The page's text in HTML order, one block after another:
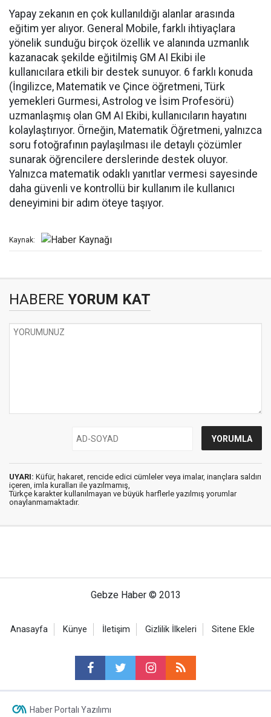
Yapay zekanın en çok kullanıldığı alanlar arasında
eğitim yer alıyor. General Mobile, farklı ihtiyaçlara
yönelik sunduğu birçok özellik ve alanında uzmanlık
kazanacak şekilde eğitilmiş GM AI Ekibi ile
kullanıcılara etkili bir destek sunuyor. 6 farklı konuda
(İngilizce, Matematik ve Çince öğretmeni, Türk
yemekleri Gurmesi, Astrolog ve İsim Profesörü)
uzmanlaşmış olan GM AI Ekibi, kullanıcıların hayatını
kolaylaştırıyor. Örneğin, Matematik Öğretmeni, yalnızca
soru fotoğrafının paylaşılması ile detaylı çözümler
sunarak öğrencilere derslerinde destek oluyor.
Yalnızca matematik odaklı yanıtlar vermesi sayesinde
daha güvenli ve kontrollü bir kullanım ile kullanıcı
deneyimini bir adım öteye taşıyor.
Kaynak:
HABERE YORUM KAT
UYARI: Küfür, hakaret, rencide edici cümleler veya imalar, inançlara saldırı
içeren, imla kuralları ile yazılmamış,
Türkçe karakter kullanılmayan ve büyük harflerle yazılmış yorumlar
onaylanmamaktadır.
Gebze Haber © 2013
Anasayfa Künye İletişim Gizlilik İlkeleri Sitene Ekle
Haber Portalı Yazılımı